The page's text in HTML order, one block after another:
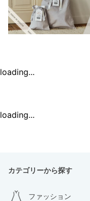
loading...
loading...
カテゴリーから探す
ファッション